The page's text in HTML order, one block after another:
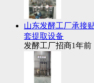
山东发酵工厂承接
套提取设备
发酵工厂招商1年前